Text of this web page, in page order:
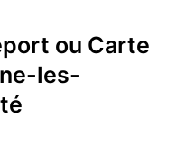
ou Carte
les-